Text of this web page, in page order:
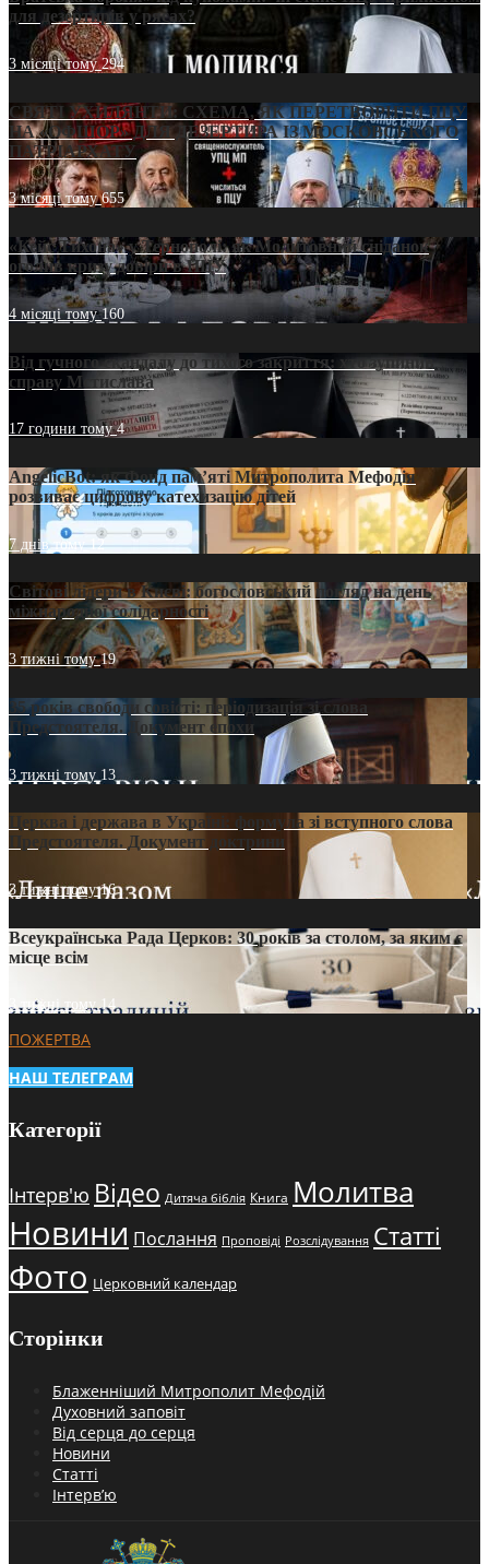
для дезертирів у рясах?
3 місяці тому294
СВЯТІ УХИЛЯНТИ: СХЕМА, ЯК ПЕРЕТВОРИТИ ПЦУ
НА «ОФШОР» ДЛЯ ДЕЗЕРТИРА ІЗ МОСКОВСЬКОГО
ПАТРІАРХАТУ
3 місяці тому655
«Кейс Тихона» у Тернополі: як Молитовний сніданок
оголив кризу довіри в ПЦУ
4 місяці тому160
Від гучного скандалу до тихого закриття: хто зупинив
справу Мстислава
17 години тому4
AngelicBot: як Фонд пам’яті Митрополита Мефодія
розвиває цифрову катехизацію дітей
7 днів тому12
Світові лідери в Києві: богословський погляд на день
міжнародної солідарності
3 тижні тому19
35 років свободи совісті: періодизація зі слова
Предстоятеля. Документ епохи
3 тижні тому 13
Церква і держава в Україні: формула зі вступного слова
Предстоятеля. Документ доктрини
3 тижні тому16
Всеукраїнська Рада Церков: 30 років за столом, за яким є
місце всім
3 тижні тому14
ПОЖЕРТВА
НАШ ТЕЛЕГРАМ
Категорії
Інтерв'ю Відео Дитяча біблія Книга Молитва
Новини Послання Проповіді Розслідування Статті
Фото Церковний календар
Сторінки
Блаженніший Митрополит Мефодій
Духовний заповіт
Від серця до серця
Новини
Статті
Інтерв’ю